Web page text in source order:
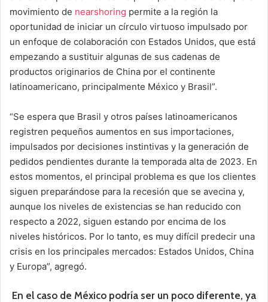
movimiento de nearshoring permite a la región la
oportunidad de iniciar un círculo virtuoso impulsado por
un enfoque de colaboración con Estados Unidos, que está
empezando a sustituir algunas de sus cadenas de
productos originarios de China por el continente
latinoamericano, principalmente México y Brasil”.
“Se espera que Brasil y otros países latinoamericanos
registren pequeños aumentos en sus importaciones,
impulsados por decisiones instintivas y la generación de
pedidos pendientes durante la temporada alta de 2023. En
estos momentos, el principal problema es que los clientes
siguen preparándose para la recesión que se avecina y,
aunque los niveles de existencias se han reducido con
respecto a 2022, siguen estando por encima de los
niveles históricos. Por lo tanto, es muy difícil predecir una
crisis en los principales mercados: Estados Unidos, China
y Europa”, agregó.
En el caso de México podría ser un poco diferente, ya